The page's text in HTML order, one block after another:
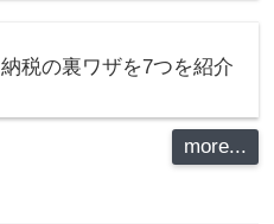
税の裏ワザを7つを紹介
more...